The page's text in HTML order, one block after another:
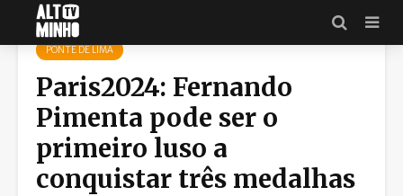
PONTE DE LIMA
Paris2024: Fernando
Pimenta pode ser o
primeiro luso a
conquistar três medalhas